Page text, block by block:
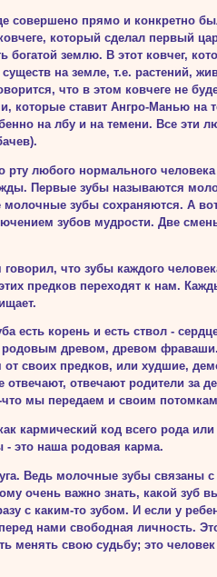
совершено прямо и конкретно
который сделал первый
землю. В этот ковчег,
на земле, т.е. растений,
что в этом ков­чеге не
которые ставит Ангро-Манью на
на лбу и на темени. Все эти
рту любого нормального
Первые зубы называются
зубы сохраняются. А
зубов мудрости. Две
что зубы каждого
предков переходят к нам.
есть корень и есть ствол -
родовым древом, древом
своих предков, или худ­шие,
отвечают, отвечают родители за
мы передаем и своим
кармический код всего рода
- это наша родовая карма.
Ведь молочные зубы связаны
очень важно знать, какой зуб
с каким-то зубом. И если у
нами свободная личность.
менять свою судьбу; это